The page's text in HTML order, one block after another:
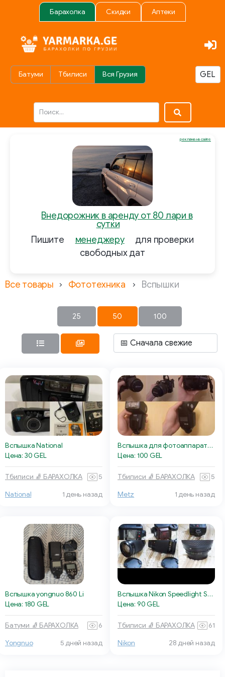
Барахолка Скидки Аптеки
Батуми Тбилиси Вся Грузия
Внедорожник в аренду от 80 лари в
сутки
Пишите
менеджеру
для проверки
свободных дат
реклама на сайте
Все товары Фототехника Вспышки
25 50 100
Вспышка National
Цена: 30 GEL
Тбилиси 🧦 БАРАХОЛКА 5
National 1 день назад
Вспышка для фотоаппарата Nikon metz 50 af-1 digital
Цена: 100 GEL
Тбилиси 🧦 БАРАХОЛКА 5
Metz 1 день назад
Вспышка yongnuo 860 Li
Цена: 180 GEL
Батуми 🧦 БАРАХОЛКА 6
Yongnuo 5 дней назад
Вспышка Nikon Speedlight SB-20
Цена: 90 GEL
Тбилиси 🧦 БАРАХОЛКА 61
Nikon 28 дней назад